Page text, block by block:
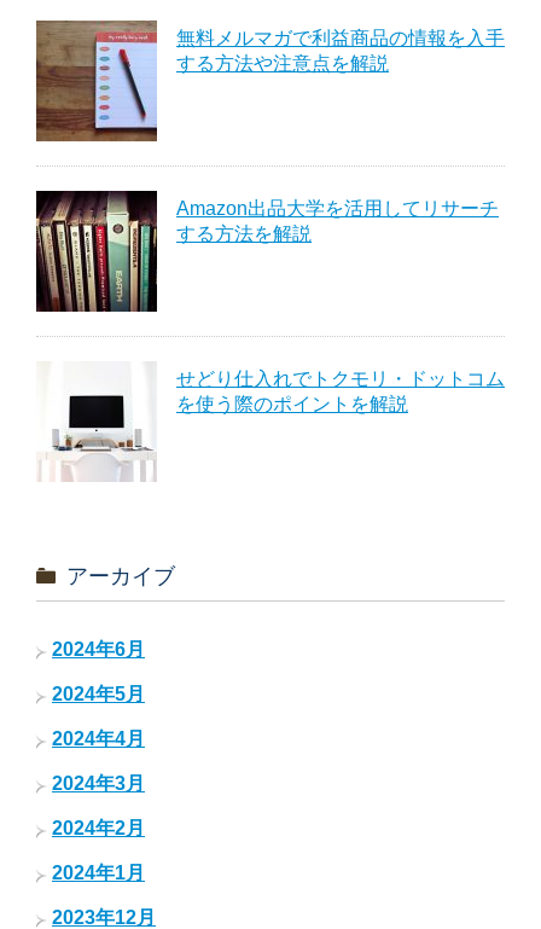
無料メルマガで利益商品の情報を入手
する方法や注意点を解説
Amazon出品大学を活用してリサーチ
する方法を解説
せどり仕入れでトクモリ・ドットコム
を使う際のポイントを解説
アーカイブ
2024年6月
2024年5月
2024年4月
2024年3月
2024年2月
2024年1月
2023年12月